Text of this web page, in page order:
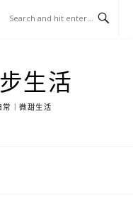
生活
常｜微甜生活